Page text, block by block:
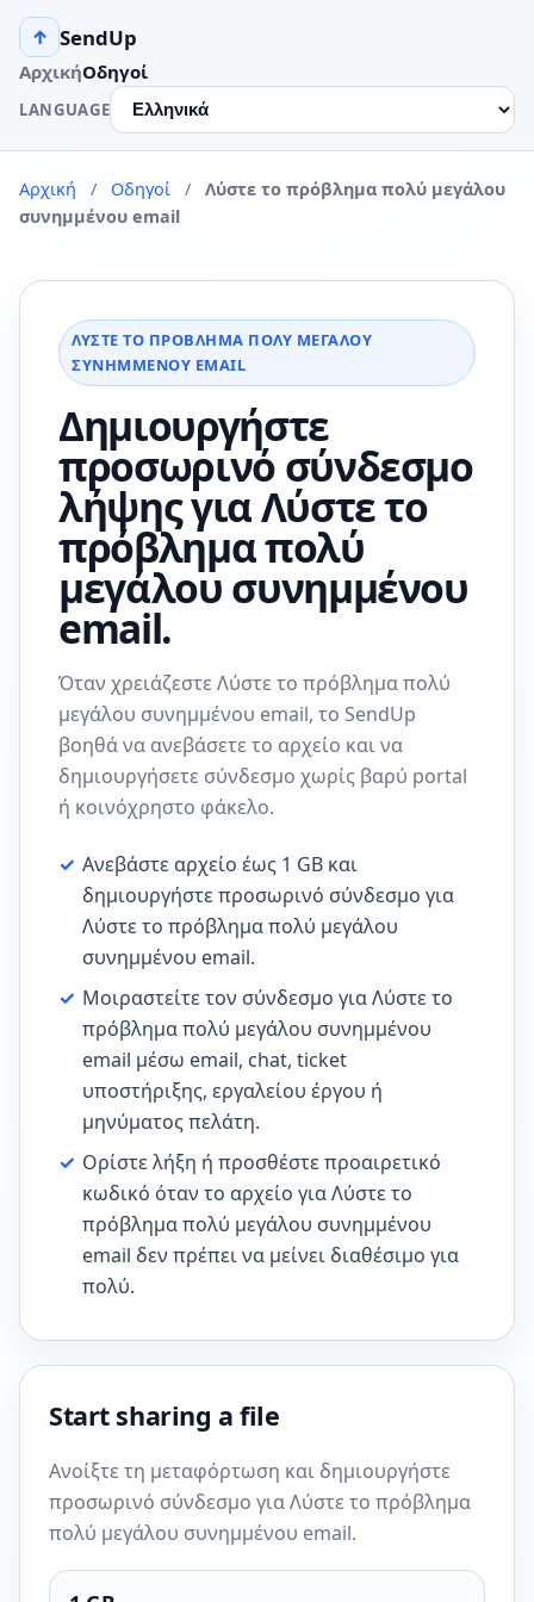
↑ SendUp
ΑρχικήΟδηγοί
LANGUAGE
Αρχική / Οδηγοί /
Λύστε το πρόβλημα πολύ μεγάλου
συνημμένου email
ΛΎΣΤΕ ΤΟ ΠΡΌΒΛΗΜΑ ΠΟΛΎ ΜΕΓΆΛΟΥ
ΣΥΝΗΜΜΈΝΟΥ EMAIL
Δημιουργήστε
προσωρινό σύνδεσμο
λήψης για Λύστε το
πρόβλημα πολύ
μεγάλου συνημμένου
email.
Όταν χρειάζεστε Λύστε το πρόβλημα πολύ
μεγάλου συνημμένου email, το SendUp
βοηθά να ανεβάσετε το αρχείο και να
δημιουργήσετε σύνδεσμο χωρίς βαρύ portal
ή κοινόχρηστο φάκελο.
✓ Ανεβάστε αρχείο έως 1 GB και
δημιουργήστε προσωρινό σύνδεσμο για
Λύστε το πρόβλημα πολύ μεγάλου
συνημμένου email.
✓ Μοιραστείτε τον σύνδεσμο για Λύστε το
πρόβλημα πολύ μεγάλου συνημμένου
email μέσω email, chat, ticket
υποστήριξης, εργαλείου έργου ή
μηνύματος πελάτη.
✓ Ορίστε λήξη ή προσθέστε προαιρετικό
κωδικό όταν το αρχείο για Λύστε το
πρόβλημα πολύ μεγάλου συνημμένου
email δεν πρέπει να μείνει διαθέσιμο για
πολύ.
Start sharing a file
Ανοίξτε τη μεταφόρτωση και δημιουργήστε
προσωρινό σύνδεσμο για Λύστε το πρόβλημα
πολύ μεγάλου συνημμένου email.